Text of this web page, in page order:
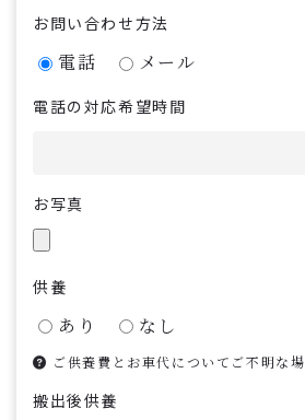
お問い合わせ方法
電話 メール
電話の対応希望時間
お写真
供養
あり なし
ご供養費とお車代についてご不明な
搬出後供養